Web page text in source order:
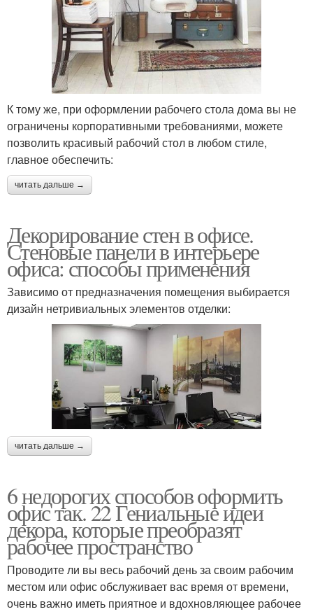
К тому же, при оформлении рабочего стола дома вы не
ограничены корпоративными требованиями, можете
позволить красивый рабочий стол в любом стиле,
главное обеспечить:
читать дальше →
Декорирование стен в офисе.
Стеновые панели в интерьере
офиса: способы применения
Зависимо от предназначения помещения выбирается
дизайн нетривиальных элементов отделки:
читать дальше →
6 недорогих способов оформить
офис так. 22 Гениальные идеи
декора, которые преобразят
рабочее пространство
Проводите ли вы весь рабочий день за своим рабочим
местом или офис обслуживает вас время от времени,
очень важно иметь приятное и вдохновляющее рабочее